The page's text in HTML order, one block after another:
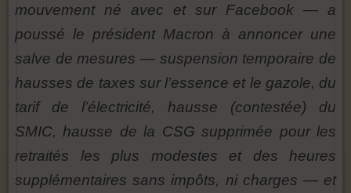
mouvement né avec et sur Facebook — a
poussé le président Macron à annoncer une
salve de mesures — suspension temporaire de
hausses de taxes sur l’essence et le gazole, du
tarif de l’électricité, hausse (contestée) du
SMIC, hausse de la CSG supprimée pour les
retraités les plus modestes et des heures
supplémentaires sans impôts, ni charges — et